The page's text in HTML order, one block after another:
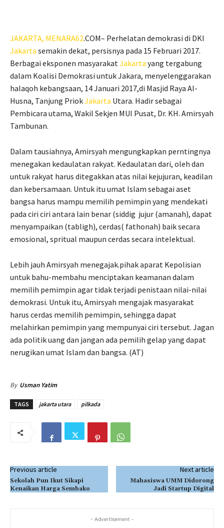
JAKARTA, MENARA62.COM– Perhelatan demokrasi di DKI
Jakarta semakin dekat, persisnya pada 15 Februari 2017.
Berbagai eksponen masyarakatJakarta yang tergabung
dalam Koalisi Demokrasi untuk Jakara, menyelenggarakan
halaqoh kebangsaan, 14 Januari 2017,di Masjid Raya Al-
Husna, Tanjung PriokJakarta Utara. Hadir sebagai
Pembicara utama, Wakil Sekjen MUI Pusat, Dr. KH. Amirsyah
Tambunan.
Dalam tausiahnya, Amirsyah mengungkapkan perntingnya
menegakan kedaulatan rakyat. Kedaulatan dari, oleh dan
untuk rakyat harus ditegakkan atas nilai kejujuran, keadilan
dan kebersamaan. Untuk itu umat Islam sebagai aset
bangsa harus mampu memilih pemimpin yang mendekati
pada ciri ciri antara lain benar (siddig jujur (amanah), dapat
menyampaikan (tabligh), cerdas( fathonah) baik secara
emosional, spritual maupun cerdas secara intelektual.
Lebih jauh Amirsyah menegajak.pihak aparat Kepolisian
untuk bahu-membahu menciptakan keamanan dalam
memilih pemimpin agar tidak terjadi penistaan nilai-nilai
demokrasi. Untuk itu, Amirsyah mengajak masyarakat
harus cerdas memilih pemimpin, sehingga dapat
melahirkan pemimpin yang mempunyai ciri tersebut. Jagan
ada politik uang dan jangan ada pemilih gelap yang dapat
nerugikan umat Islam dan bangsa. (AT)
By Usman Yatim
TAGS jakarta utara pilkada
Previous article
Sekolah Pun Ikut Sikapi
Kenaikan Harga Sembako
Next article
Mahasiswa UMM Didorong
Jadi Startup Digital
- Advertisement -